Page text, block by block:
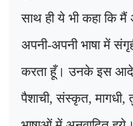
साथ ही ये भी कहा कि मैं
अपनी-अपनी भाषा में
करता हूँ। उनके इस
पैशाची,संस्कृत,मागधी,